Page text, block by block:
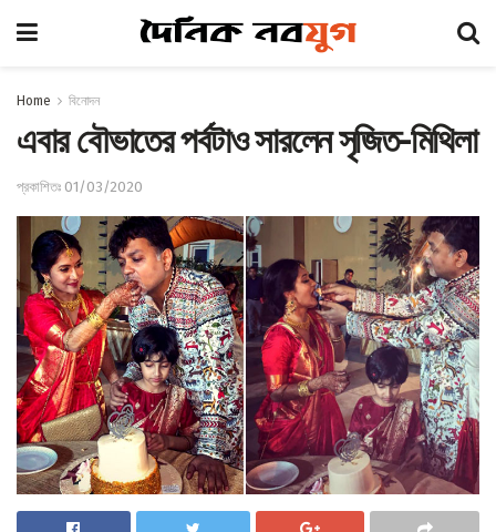
Home বিনোদন
এবার বৌভাতের পর্বটাও সারলেন সৃজিত-মিথিলা
প্রকাশিতঃ 01/03/2020